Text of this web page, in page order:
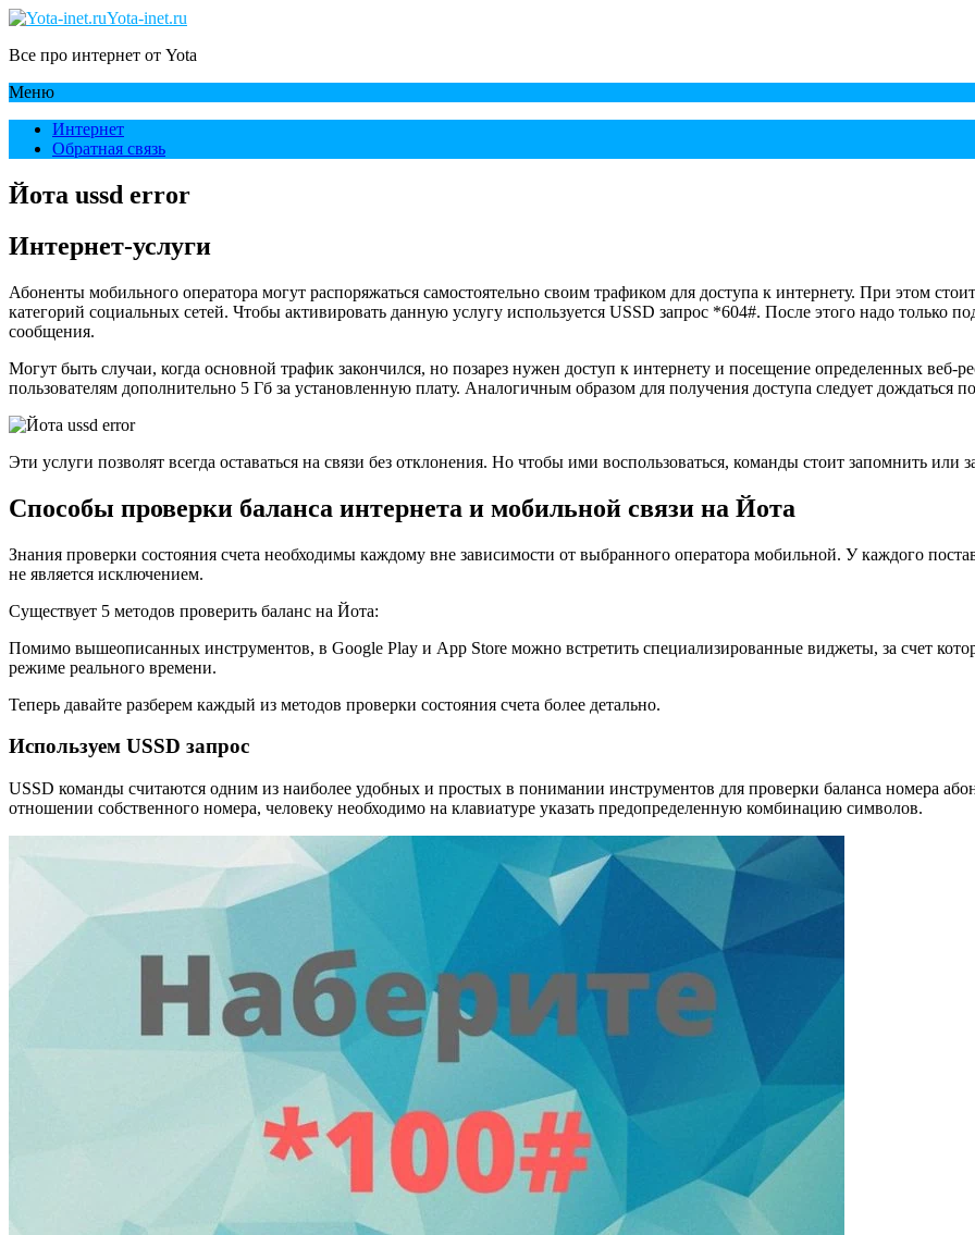
Yota-inet.ru
Все про интернет от Yota
Меню
Интернет
Обратная связь
Йота ussd error
Интернет-услуги
Абоненты мобильного оператора могут распоряжаться самостоятельно своим трафиком для доступа к интернету. При этом
категорий социальных сетей. Чтобы активировать данную услугу используется USSD запрос *604#. После этого надо только
сообщения.
Могут быть случаи, когда основной трафик закончился, но позарез нужен доступ к интернету и посещение определенных веб-
пользователям дополнительно 5 Гб за установленную плату. Аналогичным образом для получения доступа следует дождаться
Эти услуги позволят всегда оставаться на связи без отклонения. Но чтобы ими воспользоваться, команды стоит запомнить или
Способы проверки баланса интернета и мобильной связи на Йота
Знания проверки состояния счета необходимы каждому вне зависимости от выбранного оператора мобильной. У каждого
не является исключением.
Существует 5 методов проверить баланс на Йота:
Помимо вышеописанных инструментов, в Google Play и App Store можно встретить специализированные виджеты, за счет
режиме реального времени.
Теперь давайте разберем каждый из методов проверки состояния счета более детально.
Используем USSD запрос
USSD команды считаются одним из наиболее удобных и простых в понимании инструментов для проверки баланса номера
отношении собственного номера, человеку необходимо на клавиатуре указать предопределенную комбинацию символов.